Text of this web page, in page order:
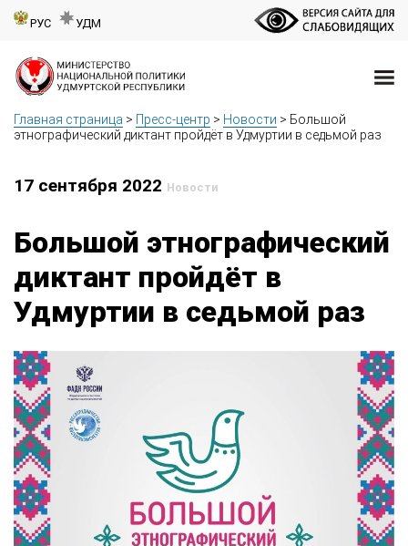
РУС УДМ
Главная страница > Пресс-центр > Новости > Большой
этнографический диктант пройдёт в Удмуртии в седьмой раз
17 сентября 2022 Новости
Большой этнографический
диктант пройдёт в
Удмуртии в седьмой раз